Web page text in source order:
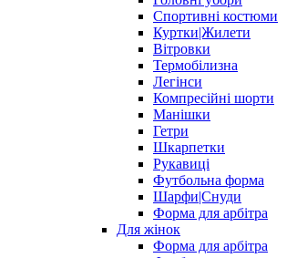
Спортивні костюми
Куртки|Жилети
Вітровки
Термобілизна
Легінси
Компресійні шорти
Манішки
Гетри
Шкарпетки
Рукавиці
Футбольна форма
Шарфи|Снуди
Форма для арбітра
Для жінок
Форма для арбітра